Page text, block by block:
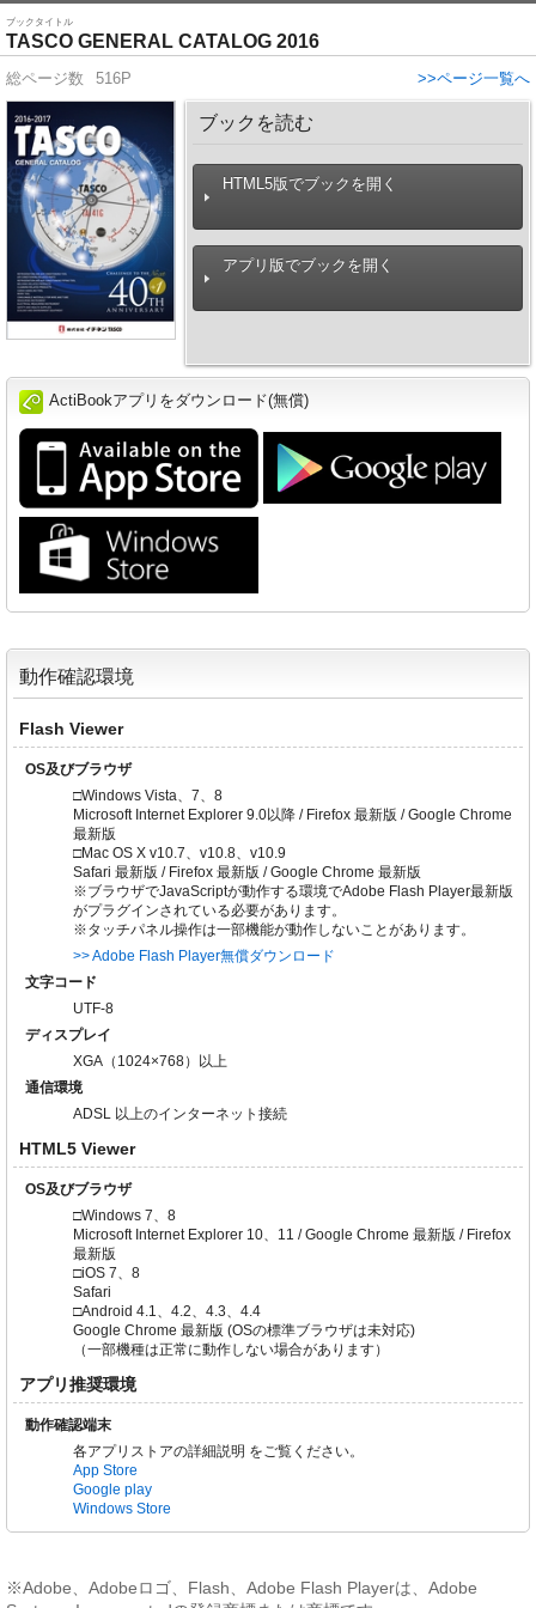
ブックタイトル
TASCO GENERAL CATALOG 2016
総ページ数 516P >>ページ一覧へ
ブックを読む
HTML5版でブックを開く
アプリ版でブックを開く
ActiBookアプリをダウンロード(無償)
動作確認環境
Flash Viewer
OS及びブラウザ
□Windows Vista、7、8
Microsoft Internet Explorer 9.0以降 / Firefox 最新版 / Google Chrome
最新版
□Mac OS X v10.7、v10.8、v10.9
Safari 最新版 / Firefox 最新版 / Google Chrome 最新版
※ブラウザでJavaScriptが動作する環境でAdobe Flash Player最新版
がプラグインされている必要があります。
※タッチパネル操作は一部機能が動作しないことがあります。
>> Adobe Flash Player無償ダウンロード
文字コード
UTF-8
ディスプレイ
XGA（1024×768）以上
通信環境
ADSL 以上のインターネット接続
HTML5 Viewer
OS及びブラウザ
□Windows 7、8
Microsoft Internet Explorer 10、11 / Google Chrome 最新版 / Firefox
最新版
□iOS 7、8
Safari
□Android 4.1、4.2、4.3、4.4
Google Chrome 最新版 (OSの標準ブラウザは未対応)
（一部機種は正常に動作しない場合があります）
アプリ推奨環境
動作確認端末
各アプリストアの詳細説明 をご覧ください。
App Store
Google play
Windows Store
※Adobe、Adobeロゴ、Flash、Adobe Flash Playerは、Adobe